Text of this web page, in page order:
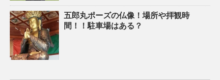
五郎丸ポーズの仏像！場所や拝観時
間！！駐車場はある？